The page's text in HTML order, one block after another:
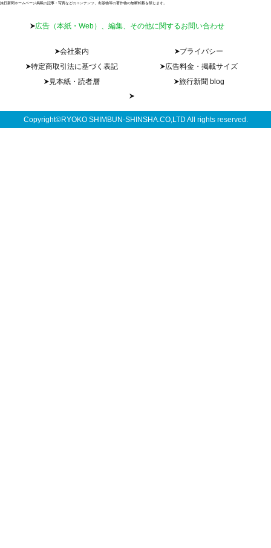
旅行新聞ホームページ掲載の記事・写真などのコンテンツ、出版物等の著作物の無断転載を禁じます。
広告（本紙・Web）、編集、その他に関するお問い合わせ
会社案内
プライバシー
特定商取引法に基づく表記
広告料金・掲載サイズ
見本紙・読者層
旅行新聞 blog
Copyright©RYOKO SHIMBUN-SHINSHA.CO,LTD All rights reserved.